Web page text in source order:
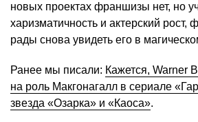
новых проектах франшизы нет, но
харизматичность и актерский
рады снова увидеть его в
Ранее мы писали: Кажется, Warner
на роль Макгонагалл в сериале
звезда «Озарка» и «Каоса».